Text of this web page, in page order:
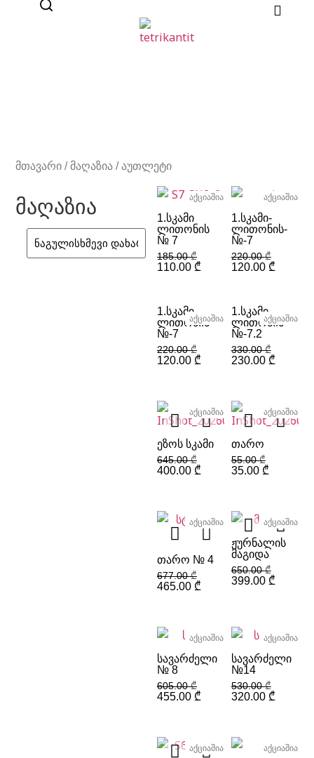
მთავარი /მაღაზია / აუთლეტი
მაღაზია აქციაშია
1.ᲡᲙᲐᲛᲘ
ᲚᲘᲗᲝᲜᲘᲡ
№ 7
185.00₾
110.00 ₾
აქციაშია
1.ᲡᲙᲐᲛᲘ-
ᲚᲘᲗᲝᲜᲘᲡ-
№-7
220.00₾
120.00 ₾
აქციაშია
1.ᲡᲙᲐᲛᲘ-
ᲚᲘᲗᲝᲜᲘᲡ-
№-7
220.00₾
120.00 ₾
აქციაშია
1.ᲡᲙᲐᲛᲘ-
ᲚᲘᲗᲝᲜᲘᲡ-
№-7.2
330.00₾
230.00 ₾
აქციაშია
ᲔᲖᲝᲡ ᲡᲙᲐᲛᲘ
645.00₾
400.00 ₾
აქციაშია
ᲗᲐᲠᲝ
55.00₾
35.00 ₾
აქციაშია
ᲗᲐᲠᲝ № 4
677.00₾
465.00 ₾
აქციაშია
ᲟᲣᲠᲜᲐᲚᲘᲡ
ᲛᲐᲒᲘᲓᲐ
650.00₾
399.00 ₾
აქციაშია
ᲡᲐᲕᲐᲠᲫᲔᲚᲘ
№ 8
605.00₾
455.00 ₾
აქციაშია
ᲡᲐᲕᲐᲠᲫᲔᲚᲘ
№14
530.00₾
320.00 ₾
აქციაშია აქციაშია